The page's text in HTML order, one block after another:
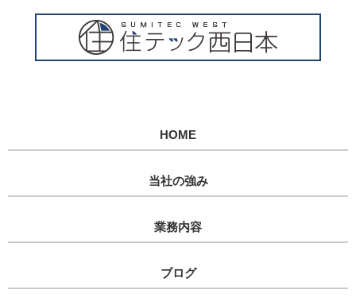
HOME
当社の強み
業務内容
ブログ